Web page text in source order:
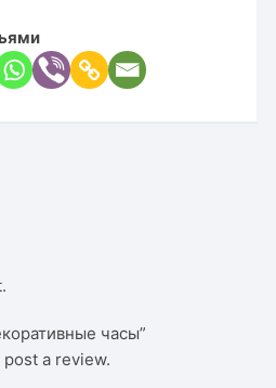
часы”
post a review.